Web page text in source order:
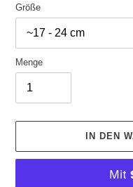
Größe
Menge
IN DEN